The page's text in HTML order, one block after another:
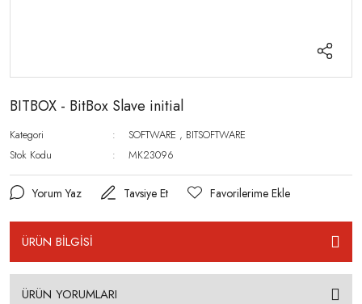
BITBOX - BitBox Slave initial
Kategori SOFTWARE , BITSOFTWARE
Stok Kodu
MK23096
Yorum Yaz Tavsiye Et
ÜRÜN BİLGİSİ
ÜRÜN YORUMLARI